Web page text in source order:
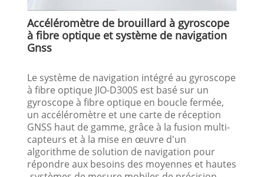
Accéléromètre de brouillard à gyroscope
à fibre optique et système de navigation
Gnss
Le système de navigation intégré au gyroscope
à fibre optique JIO-D300S est basé sur un
gyroscope à fibre optique en boucle fermée,
un accéléromètre et une carte de réception
GNSS haut de gamme, grâce à la fusion multi-
capteurs et à la mise en œuvre d'un
algorithme de solution de navigation pour
répondre aux besoins des moyennes et hautes